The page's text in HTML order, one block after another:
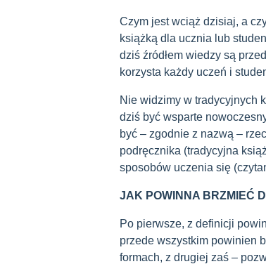
Czym jest wciąż dzisiaj, a
książką dla ucznia lub
dziś źródłem wiedzy są
korzysta każdy uczeń i
Nie widzimy w tradycyjnych
dziś być wsparte
być – zgodnie z nazwą –
podręcznika (tradycyjna
sposobów uczenia się
JAK POWINNA BRZMIEĆ
Po pierwsze, z definicji
przede wszystkim powinien
formach, z drugiej zaś –